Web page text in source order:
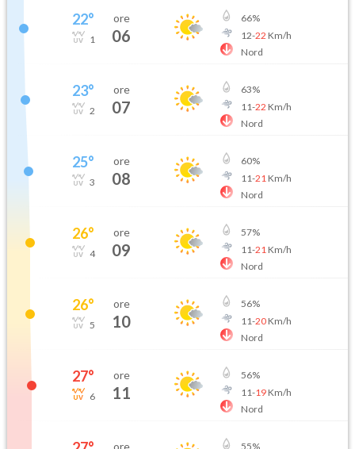
22°
1
ore
06
66%
12-22 Km/h
Nord
23°
2
ore
07
63%
11-22 Km/h
Nord
25°
3
ore
08
60%
11-21 Km/h
Nord
26°
4
ore
09
57%
11-21 Km/h
Nord
26°
5
ore
10
56%
11-20Km/h
Nord
27°
6
ore
11
56%
11-19Km/h
Nord
ore 55%